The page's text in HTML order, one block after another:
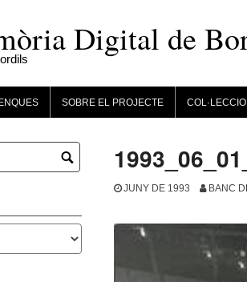
Digital de
SOBRE EL PROJECTE
JUNY DE 1993 BANC